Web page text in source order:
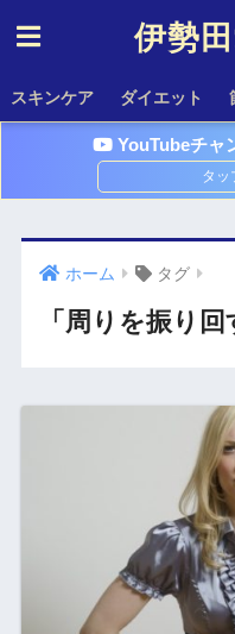
伊勢
スキンケア ダイエット
YouTubeチャ
ホーム タグ
「周りを振り